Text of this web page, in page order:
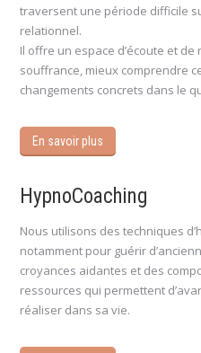
traversent une période difficile
relationnel.
Il offre un espace d’écoute et
souffrance, mieux comprendre
changements concrets dans le
En savoir plus
HypnoCoaching
Nous utilisons des techniques
notamment pour guérir
croyances aidantes et des
ressources qui permettent
réaliser dans sa vie.